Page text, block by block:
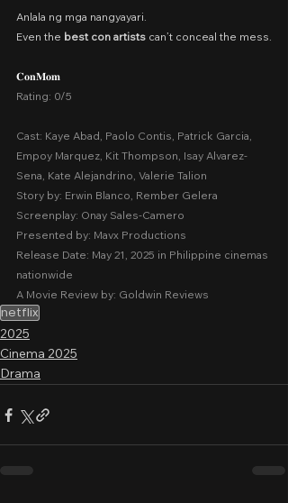
Anlala ng mga nangyayari.
Even the best con artists can’t conceal the mess.
𝐂𝐨𝐧𝐌𝐨𝐦
Rating: 0/5
Cast: Kaye Abad, Paolo Contis, Patrick Garcia,
Empoy Marquez, Kit Thompson, Isay Alvarez-
Sena, Kate Alejandrino, Valerie Talion
Story by: Erwin Blanco, Rember Gelera
Screenplay: Onay Sales-Camero
Presented by: Mavx Productions
Release Date: May 21, 2025 in Philippine cinemas
nationwide
A Movie Review by: Goldwin Reviews
netflix
2025
Cinema 2025
Drama